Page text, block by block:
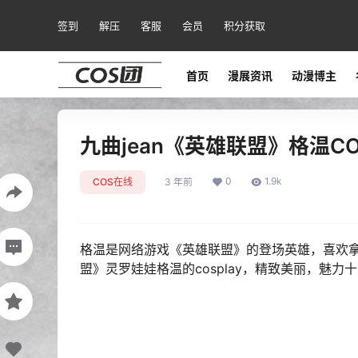
签到 解压 客服 会员 积分获取
首页 漫展资讯 动漫博主
九曲jean《英雄联盟》格温
COS在线 3 年前 0 1.9k
格温是网络游戏《英雄联盟》的登场英雄，喜欢
盟》灵罗娃娃格温的cosplay，精致美丽，魅力